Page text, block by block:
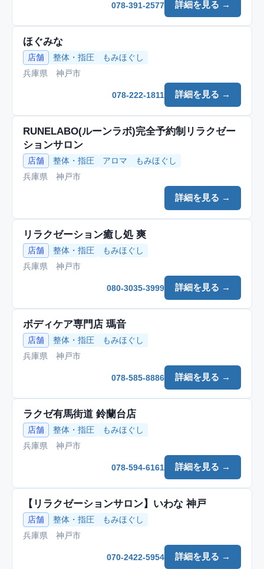
詳細を見る →
078-391-2577
ほぐみな
店舗 整体・指圧
もみほぐし
兵庫県 神戸市
詳細を見る →
078-222-1811
RUNELABO(ルーンラボ)完全予約制リラクゼー
ションサロン
店舗 整体・指圧 アロマ
もみほぐし
兵庫県 神戸市
詳細を見る →
リラクゼーション癒し処 爽
店舗 整体・指圧
もみほぐし
兵庫県 神戸市
詳細を見る →
080-3035-3999
ボディケア専門店 瑪音
店舗 整体・指圧
もみほぐし
兵庫県 神戸市
詳細を見る →
078-585-8886
ラクゼ有馬街道 鈴蘭台店
店舗 整体・指圧
もみほぐし
兵庫県 神戸市
詳細を見る →
078-594-6161
【リラクゼーションサロン】いわな 神戸
店舗 整体・指圧
もみほぐし
兵庫県 神戸市
詳細を見る →
070-2422-5954